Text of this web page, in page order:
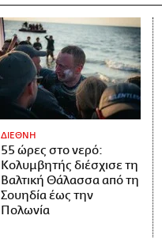
ΔΙΕΘΝΗ
55 ώρες στο νερό:
Κολυμβητής διέσχισε τη
Βαλτική Θάλασσα από τη
Σουηδία έως την
Πολωνία